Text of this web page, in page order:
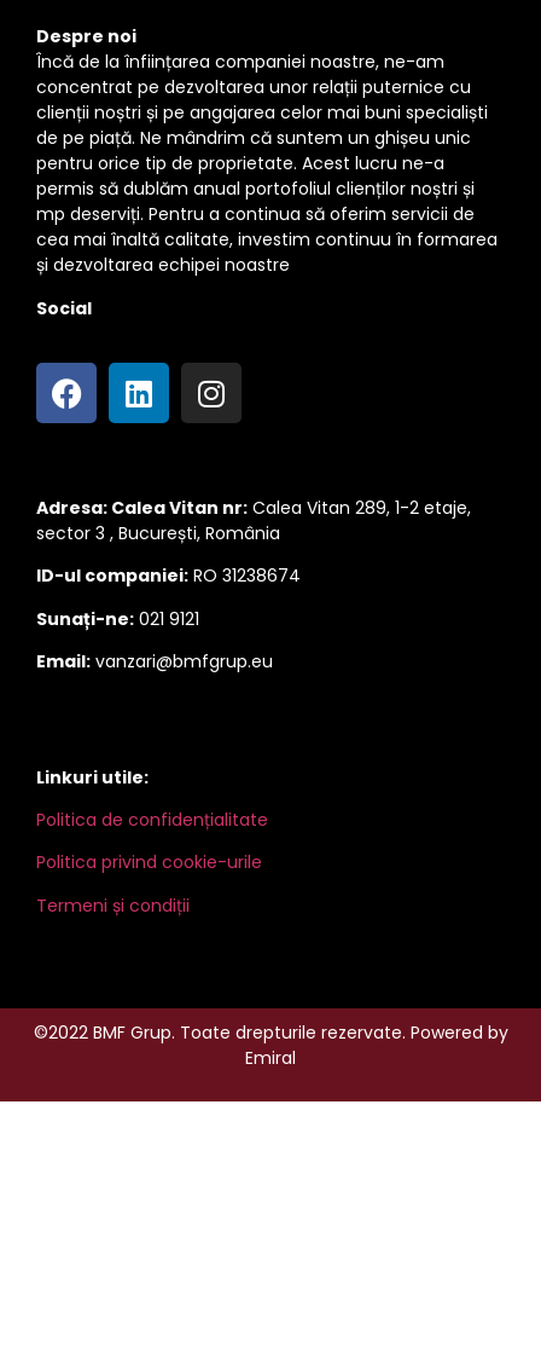
Despre noi
Încă de la înființarea companiei noastre, ne-am
concentrat pe dezvoltarea unor relații puternice cu
clienții noștri și pe angajarea celor mai buni specialiști
de pe piață. Ne mândrim că suntem un ghișeu unic
pentru orice tip de proprietate. Acest lucru ne-a
permis să dublăm anual portofoliul clienților noștri și
mp deserviți. Pentru a continua să oferim servicii de
cea mai înaltă calitate, investim continuu în formarea
și dezvoltarea echipei noastre
Social
Adresa: Calea Vitan nr: Calea Vitan 289, 1-2 etaje,
sector 3 , București, România
ID-ul companiei: RO 31238674
Sunați-ne: 021 9121
Email: vanzari@bmfgrup.eu
Linkuri utile:
Politica de confidențialitate
Politica privind cookie-urile
Termeni și condiții
©2022 BMF Grup. Toate drepturile rezervate. Powered by
Emiral